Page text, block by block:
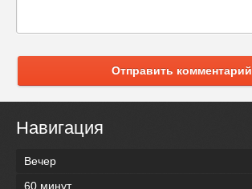
Отправить комментарий
Навигация
Вечер
60 минут